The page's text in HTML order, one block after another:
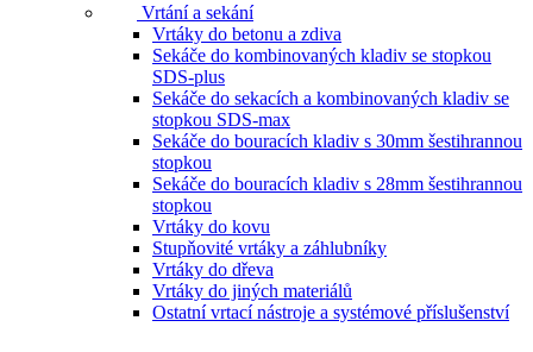
Vrtání a sekání
Vrtáky do betonu a zdiva
Sekáče do kombinovaných kladiv se stopkou
SDS-plus
Sekáče do sekacích a kombinovaných kladiv se
stopkou SDS-max
Sekáče do bouracích kladiv s 30mm šestihrannou
stopkou
Sekáče do bouracích kladiv s 28mm šestihrannou
stopkou
Vrtáky do kovu
Stupňovité vrtáky a záhlubníky
Vrtáky do dřeva
Vrtáky do jiných materiálů
Ostatní vrtací nástroje a systémové příslušenství